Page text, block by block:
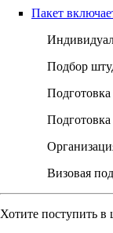
Пакет
Подбор
Визовая
Хотите поступить